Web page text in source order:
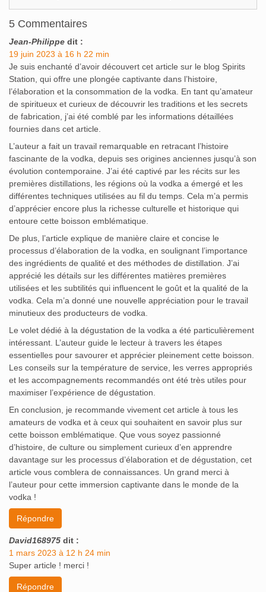
5 Commentaires
Jean-Philippe dit :
19 juin 2023 à 16 h 22 min
Je suis enchanté d’avoir découvert cet article sur le blog Spirits
Station, qui offre une plongée captivante dans l’histoire,
l’élaboration et la consommation de la vodka. En tant qu’amateur
de spiritueux et curieux de découvrir les traditions et les secrets
de fabrication, j’ai été comblé par les informations détaillées
fournies dans cet article.
L’auteur a fait un travail remarquable en retracant l’histoire
fascinante de la vodka, depuis ses origines anciennes jusqu’à son
évolution contemporaine. J’ai été captivé par les récits sur les
premières distillations, les régions où la vodka a émergé et les
différentes techniques utilisées au fil du temps. Cela m’a permis
d’apprécier encore plus la richesse culturelle et historique qui
entoure cette boisson emblématique.
De plus, l’article explique de manière claire et concise le
processus d’élaboration de la vodka, en soulignant l’importance
des ingrédients de qualité et des méthodes de distillation. J’ai
apprécié les détails sur les différentes matières premières
utilisées et les subtilités qui influencent le goût et la qualité de la
vodka. Cela m’a donné une nouvelle appréciation pour le travail
minutieux des producteurs de vodka.
Le volet dédié à la dégustation de la vodka a été particulièrement
intéressant. L’auteur guide le lecteur à travers les étapes
essentielles pour savourer et apprécier pleinement cette boisson.
Les conseils sur la température de service, les verres appropriés
et les accompagnements recommandés ont été très utiles pour
maximiser l’expérience de dégustation.
En conclusion, je recommande vivement cet article à tous les
amateurs de vodka et à ceux qui souhaitent en savoir plus sur
cette boisson emblématique. Que vous soyez passionné
d’histoire, de culture ou simplement curieux d’en apprendre
davantage sur les processus d’élaboration et de dégustation, cet
article vous comblera de connaissances. Un grand merci à
l’auteur pour cette immersion captivante dans le monde de la
vodka !
Répondre
David168975 dit :
1 mars 2023 à 12 h 24 min
Super article ! merci !
Répondre